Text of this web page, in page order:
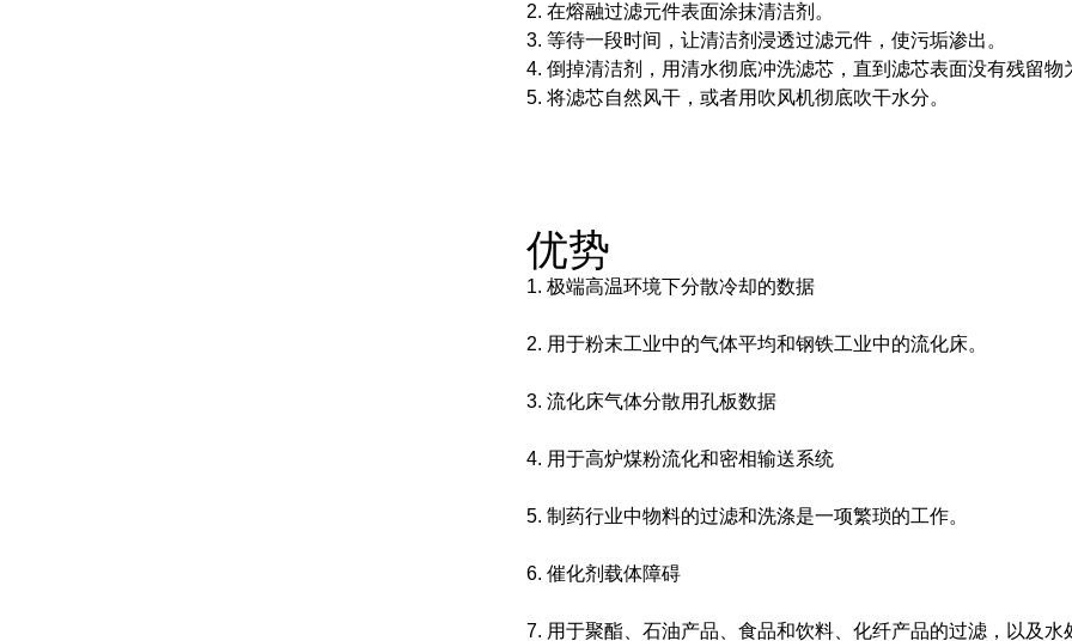
2. 在熔融过滤元件表面涂抹清洁剂。
3. 等待一段时间，让清洁剂浸透过滤元件，使污垢渗出。
4. 倒掉清洁剂，用清水彻底冲洗滤芯，直到滤芯表面没有残留物
5. 将滤芯自然风干，或者用吹风机彻底吹干水分。
优势
1. 极端高温环境下分散冷却的数据
2. 用于粉末工业中的气体平均和钢铁工业中的流化床。
3. 流化床气体分散用孔板数据
4. 用于高炉煤粉流化和密相输送系统
5. 制药行业中物料的过滤和洗涤是一项繁琐的工作。
6. 催化剂载体障碍
7. 用于聚酯、石油产品、食品和饮料、化纤产品的过滤，以及水